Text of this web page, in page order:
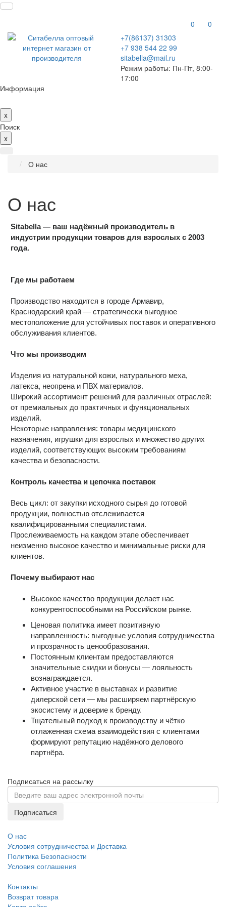
0
0
+7(86137) 31303
+7 938 544 22 99
sitabella@mail.ru
Режим работы: Пн-Пт, 8:00-
17:00
Информация
x
Поиск
x
О нас
О нас
Sitabella — ваш надёжный производитель в
индустрии продукции товаров для взрослых с 2003
года.
Где мы работаем
Производство находится в городе Армавир,
Краснодарский край — стратегически выгодное
местоположение для устойчивых поставок и оперативного
обслуживания клиентов.
Что мы производим
Изделия из натуральной кожи, натурального меха,
латекса, неопрена и ПВХ материалов.
Широкий ассортимент решений для различных отраслей:
от премиальных до практичных и функциональных
изделий.
Некоторые направления: товары медицинского
назначения, игрушки для взрослых и множество других
изделий, соответствующих высоким требованиям
качества и безопасности.
Контроль качества и цепочка поставок
Весь цикл: от закупки исходного сырья до готовой
продукции, полностью отслеживается
квалифицированными специалистами.
Прослеживаемость на каждом этапе обеспечивает
неизменно высокое качество и минимальные риски для
клиентов.
Почему выбирают нас
Высокое качество продукции делает нас
конкурентоспособными на Российском рынке.
Ценовая политика имеет позитивную
направленность: выгодные условия сотрудничества
и прозрачность ценообразования.
Постоянным клиентам предоставляются
значительные скидки и бонусы — лояльность
вознаграждается.
Активное участие в выставках и развитие
дилерской сети — мы расширяем партнёрскую
экосистему и доверие к бренду.
Тщательный подход к производству и чётко
отлаженная схема взаимодействия с клиентами
формируют репутацию надёжного делового
партнёра.
Подписаться на рассылку
Подписаться
О нас
Условия сотрудничества и Доставка
Политика Безопасности
Условия соглашения
Контакты
Возврат товара